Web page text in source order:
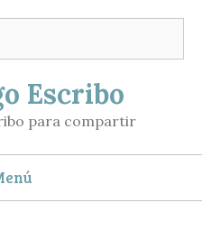
Escribo
para compartir